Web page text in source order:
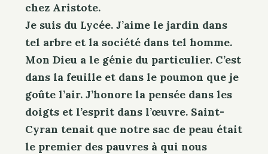
chez Aristote.
Je suis du Lycée. J’aime le jardin dans
tel arbre et la société dans tel homme.
Mon Dieu a le génie du particulier. C’est
dans la feuille et dans le poumon que je
goûte l’air. J’honore la pensée dans les
doigts et l’esprit dans l’œuvre. Saint-
Cyran tenait que notre sac de peau était
le premier des pauvres à qui nous